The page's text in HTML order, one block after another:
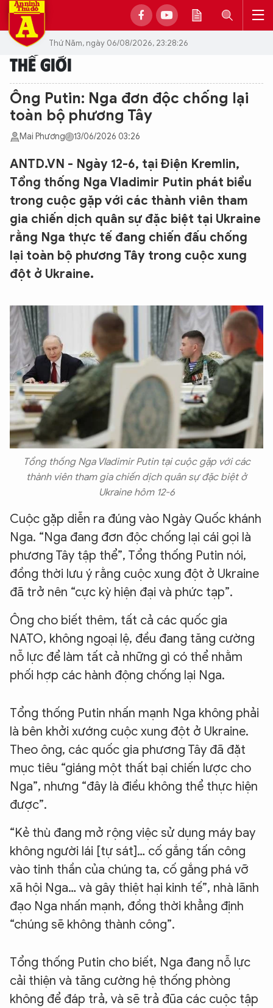
Thứ Năm, ngày 06/08/2026, 23:28:26
THẾ GIỚI
Ông Putin: Nga đơn độc chống lại
toàn bộ phương Tây
Mai Phương 13/06/2026 03:26
ANTD.VN - Ngày 12-6, tại Điện Kremlin,
Tổng thống Nga Vladimir Putin phát biểu
trong cuộc gặp với các thành viên tham
gia chiến dịch quân sự đặc biệt tại Ukraine
rằng Nga thực tế đang chiến đấu chống
lại toàn bộ phương Tây trong cuộc xung
đột ở Ukraine.
Tổng thống Nga Vladimir Putin tại cuộc gặp với các
thành viên tham gia chiến dịch quân sự đặc biệt ở
Ukraine hôm 12-6
Cuộc gặp diễn ra đúng vào Ngày Quốc khánh
Nga. “Nga đang đơn độc chống lại cái gọi là
phương Tây tập thể”, Tổng thống Putin nói,
đồng thời lưu ý rằng cuộc xung đột ở Ukraine
đã trở nên “cực kỳ hiện đại và phức tạp”.
Ông cho biết thêm, tất cả các quốc gia
NATO, không ngoại lệ, đều đang tăng cường
nỗ lực để làm tất cả những gì có thể nhằm
phối hợp các hành động chống lại Nga.
Tổng thống Putin nhấn mạnh Nga không phải
là bên khởi xướng cuộc xung đột ở Ukraine.
Theo ông, các quốc gia phương Tây đã đặt
mục tiêu “giáng một thất bại chiến lược cho
Nga”, nhưng “đây là điều không thể thực hiện
được”.
“Kẻ thù đang mở rộng việc sử dụng máy bay
không người lái [tự sát]… cố gắng tấn công
vào tinh thần của chúng ta, cố gắng phá vỡ
xã hội Nga… và gây thiệt hại kinh tế”, nhà lãnh
đạo Nga nhấn mạnh, đồng thời khẳng định
“chúng sẽ không thành công”.
Tổng thống Putin cho biết, Nga đang nỗ lực
cải thiện và tăng cường hệ thống phòng
không để đáp trả, và sẽ trả đũa các cuộc tập